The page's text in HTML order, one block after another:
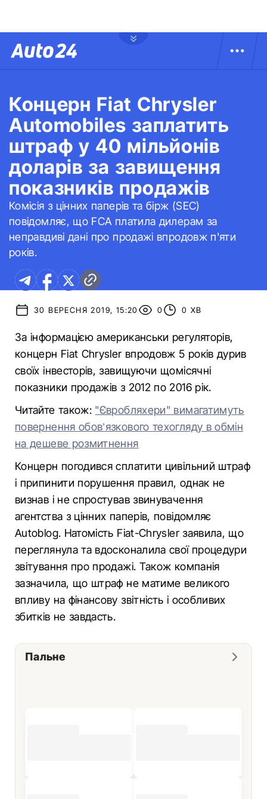
Концерн Fiat Chrysler
Automobiles заплатить
штраф у 40 мільйонів
доларів за завищення
показників продажів
Комісія з цінних паперів та бірж (SEC)
повідомляє, що FCA платила дилерам за
неправдиві дані про продажі впродовж п'яти
років.
30 ВЕРЕСНЯ 2019, 15:20 0 0 ХВ
За інформацією американськи регуляторів,
концерн Fiat Chrysler впродовж 5 років дурив
своїх інвесторів, завищуючи щомісячні
показники продажів з 2012 по 2016 рік.
Читайте також: "Євробляхери" вимагатимуть
повернення обов’язкового техогляду в обмін
на дешеве розмитнення
Концерн погодився сплатити цивільний штраф
і припинити порушення правил, однак не
визнав і не спростував звинувачення
агентства з цінних паперів, повідомляє
Autoblog. Натомість Fiat-Chrysler заявила, що
переглянула та вдосконалила свої процедури
звітування про продажі. Також компанія
зазначила, що штраф не матиме великого
впливу на фінансову звітність і особливих
збитків не завдасть.
Пальне